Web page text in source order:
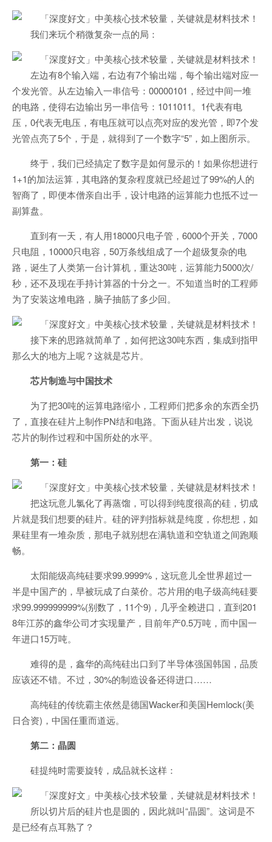
我们来玩个稍微复杂一点的局：
左边有8个输入端，右边有7个输出端，每个输出端对应一
个发光管。从左边输入一串信号：00000101，经过中间一堆
的电路，使得右边输出另一串信号：1011011。1代表有电
压，0代表无电压，有电压就可以点亮对应的发光管，即7个发
光管点亮了5个，于是，就得到了一个数字“5”，如上图所示。
终于，我们已经搞定了数字是如何显示的！如果你想进行
1+1的加法运算，其电路的复杂程度就已经超过了99%的人的
智商了，即便本僧亲自出手，设计电路的运算能力也抵不过一
副算盘。
直到有一天，有人用18000只电子管，6000个开关，7000
只电阻，10000只电容，50万条线组成了一个超级复杂的电
路，诞生了人类第一台计算机，重达30吨，运算能力5000次/
秒，还不及现在手持计算器的十分之一。不知道当时的工程师
为了安装这堆电路，脑子抽筋了多少回。
接下来的思路就简单了，如何把这30吨东西，集成到指甲
那么大的地方上呢？这就是芯片。
芯片制造与中国技术
为了把30吨的运算电路缩小，工程师们把多余的东西全扔
了，直接在硅片上制作PN结和电路。下面从硅片出发，说说
芯片的制作过程和中国所处的水平。
第一：硅
把这玩意儿氯化了再蒸馏，可以得到纯度很高的硅，切成
片就是我们想要的硅片。硅的评判指标就是纯度，你想想，如
果硅里有一堆杂质，那电子就别想在满轨道和空轨道之间跑顺
畅。
太阳能级高纯硅要求99.9999%，这玩意儿全世界超过一
半是中国产的，早被玩成了白菜价。芯片用的电子级高纯硅要
求99.999999999%(别数了，11个9)，几乎全赖进口，直到201
8年江苏的鑫华公司才实现量产，目前年产0.5万吨，而中国一
年进口15万吨。
难得的是，鑫华的高纯硅出口到了半导体强国韩国，品质
应该还不错。不过，30%的制造设备还得进口……
高纯硅的传统霸主依然是德国Wacker和美国Hemlock(美
日合资)，中国任重而道远。
第二：晶圆
硅提纯时需要旋转，成品就长这样：
所以切片后的硅片也是圆的，因此就叫“晶圆”。这词是不
是已经有点耳熟了？